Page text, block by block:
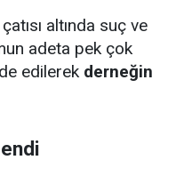
altında suç ve
adeta pek çok
edilerek derneğin